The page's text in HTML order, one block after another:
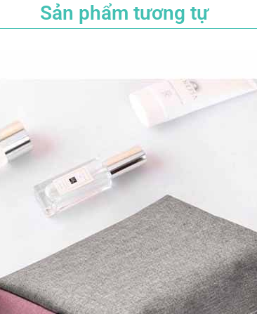
Sản phẩm tương tự